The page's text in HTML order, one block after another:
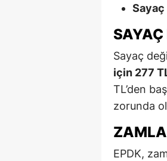
SAYAÇ
Sayaç
için 277
TL’den
zorunda
EPDK,